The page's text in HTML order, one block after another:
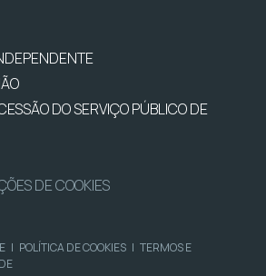
DO SERVIÇO PÚBLICO DE
DE COOKIES
| POLÍTICA DE COOKIES | TERMOS E